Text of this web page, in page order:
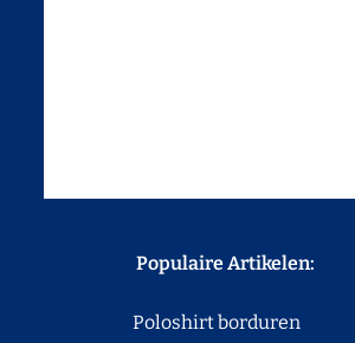
Populaire Artikelen:
Poloshirt borduren